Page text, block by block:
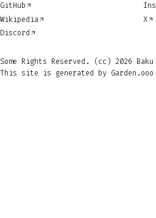
GitHub
Wikipedia
Discord
X
Some Rights Reserved. (cc) 2026 Baku
This site is generated by Garden.ooo